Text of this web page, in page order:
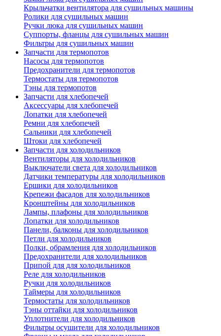
Крыльчатки вентилятора для сушильных машины
Ролики для сушильных машин
Ручки люка для сушильных машин
Суппорты, фланцы для сушильных машин
Фильтры для сушильных машин
Запчасти для термопотов
Насосы для термопотов
Предохранители для термопотов
Термостаты для термопотов
Тэны для термопотов
Запчасти для хлебопечей
Аксессуары для хлебопечей
Лопатки для хлебопечей
Ремни для хлебопечей
Сальники для хлебопечей
Штоки для хлебопечей
Запчасти для холодильников
Вентиляторы для холодильников
Выключатели света для холодильников
Датчики температуры для холодильников
Ершики для холодильников
Крепежи фасадов для холодильников
Кронштейны для холодильников
Лампы, плафоны для холодильников
Лопатки для холодильников
Панели, балконы для холодильников
Петли для холодильников
Полки, обрамления для холодильников
Предохранители для холодильников
Припой для для холодильников
Реле для холодильников
Ручки для холодильников
Таймеры для холодильников
Термостаты для холодильников
Тэны оттайки для холодильников
Уплотнители для холодильников
Фильтры осушители для холодильников